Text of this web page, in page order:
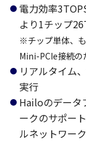
電力効率
より1チップ
※チップ単体、
Mini-PCIe接続の
リアルタイム
実行
Hailoのデータ
ークのサポー
ルネットワー